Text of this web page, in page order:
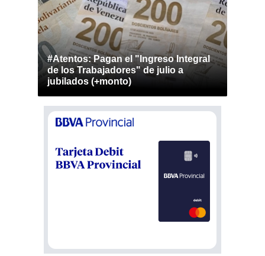
#Atentos: Pagan el "Ingreso Integral
de los Trabajadores" de julio a
jubilados (+monto)